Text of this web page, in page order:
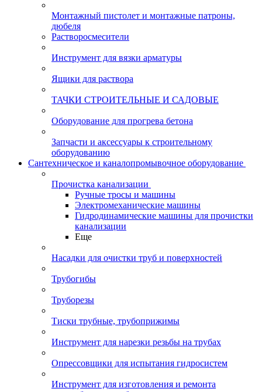
Монтажный пистолет и монтажные патроны,
дюбеля
Растворосмесители
Инструмент для вязки арматуры
Ящики для раствора
ТАЧКИ СТРОИТЕЛЬНЫЕ И САДОВЫЕ
Оборудование для прогрева бетона
Запчасти и аксессуары к строительному
оборудованию
Сантехническое и каналопромывочное оборудование
Прочистка канализации
Ручные тросы и машины
Электромеханические машины
Гидродинамические машины для прочистки
канализации
Еще
Насадки для очистки труб и поверхностей
Трубогибы
Труборезы
Тиски трубные, трубоприжимы
Инструмент для нарезки резьбы на трубах
Опрессовщики для испытания гидросистем
Инструмент для изготовления и ремонта